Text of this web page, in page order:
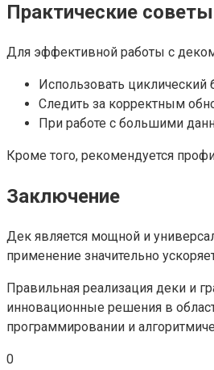
Практические
Для эффективной работы с
Использовать
Следить за корректным
При работе с большими
Кроме того, рекомендуется
Заключение
Дек является мощной и
применение значительно
Правильная реализация деки и
инновационные решения в
программировании и
0